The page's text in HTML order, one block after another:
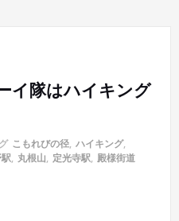
イ隊はハイキング
こもれびの径, ハイキング,
, 丸根山, 定光寺駅, 殿様街道